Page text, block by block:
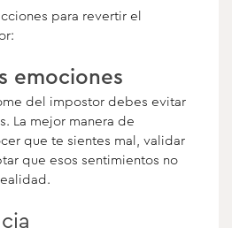
para revertir el
emociones
del impostor debes evitar
La mejor manera de
que te sientes mal, validar
que esos sentimientos no